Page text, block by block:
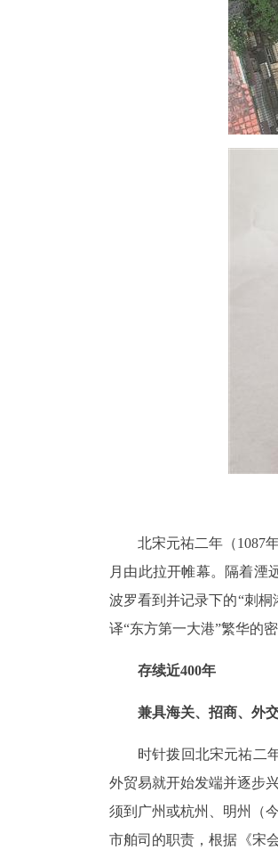
北宋元祐二年（1087
月由此拉开帷幕。隔着湮
波罗看到并记录下的“刺
译“东方第一大港”繁华的
存续近400年
兼具海关、招商、外
时针拨回北宋元祐二
外贸易就开始发端并逐步
须到广州或杭州、明州（
市舶司的职责，根据《宋